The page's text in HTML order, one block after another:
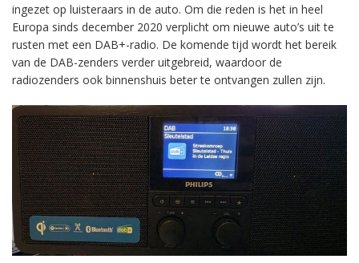
ingezet op luisteraars in de auto. Om die reden is het in heel
Europa sinds december 2020 verplicht om nieuwe auto’s uit te
rusten met een DAB+-radio. De komende tijd wordt het bereik
van de DAB-zenders verder uitgebreid, waardoor de
radiozenders ook binnenshuis beter te ontvangen zullen zijn.